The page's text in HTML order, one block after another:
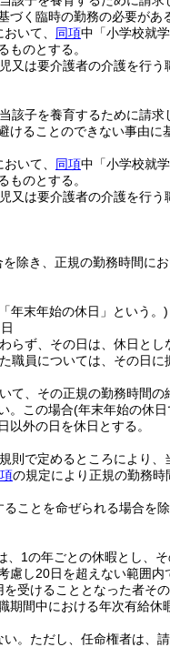
く臨時の勤務の必要があ
いて、 同項中「小学校就
ものとする。
又は要介護者の介護を行
該子を養育するために請
けることのできない事由
いて、 同項中「小学校就
ものとする。
又は要介護者の介護を行
除き、正規の勤務時間に
年末年始の休日」という。)
らず、その日は、休日とし
職員については、その日
、その正規の勤務時間の
。 この場合(年末年始の休
以外の日を休日とする。
で定めるところにより
の規定により正規の勤務時
ことを命ぜられる場合を
、1の年ごとの休暇とし、
慮し20日を超えない範囲内
受けることとなった者そ
間中における年次有給
。 ただし、任命権者は、